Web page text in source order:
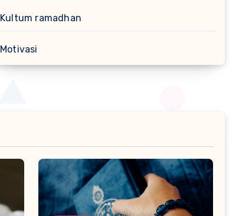
Kultum ramadhan
Motivasi